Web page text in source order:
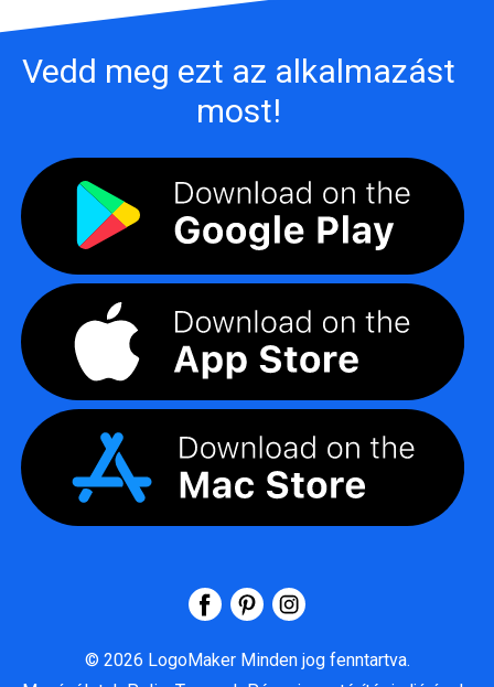
Vedd meg ezt az alkalmazást
most!
© 2026 LogoMaker Minden jog fenntartva.